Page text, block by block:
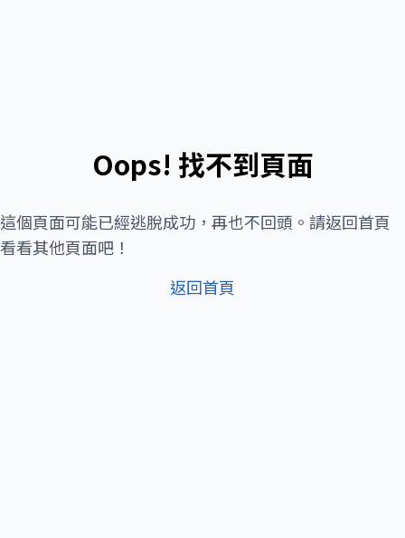
Oops! 找不到頁面
這個頁面可能已經逃脫成功，再也不回頭。請返回首頁
看看其他頁面吧！
返回首頁